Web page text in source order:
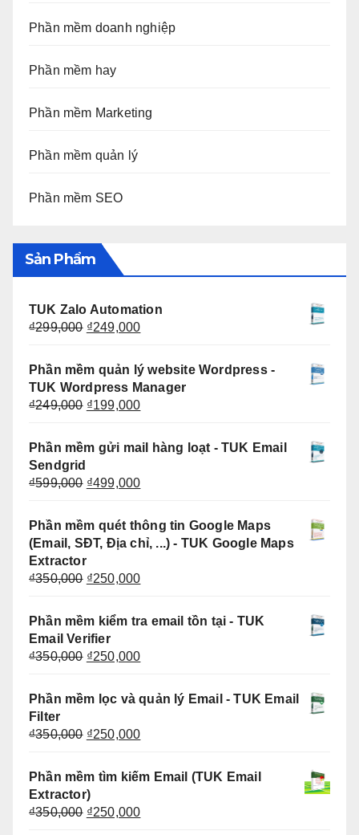
Phần mềm doanh nghiệp
Phần mềm hay
Phần mềm Marketing
Phần mềm quản lý
Phần mềm SEO
Sản Phẩm
TUK Zalo Automation
₫299,000 Giá
₫299,000.
₫249,000Giá
tại
là:
₫249,000.
Phần mềm quản lý website Wordpress -
TUK Wordpress Manager
₫249,000 Giá
₫249,000.
₫199,000Giá
tại
Phần mềm gửi mail hàng loạt - TUK Email
Sendgrid
₫599,000 Giá
₫599,000.
₫499,000Giá
tại
là:
₫499,000.
Phần mềm quét thông tin Google Maps
(Email, SĐT, Địa chỉ, ...) - TUK Google Maps
Extractor
₫350,000 Giá
là:
₫350,000.
₫250,000Giá
Phần mềm kiểm tra email tồn tại - TUK
Email Verifier
₫350,000 Giá
là:
₫350,000.
₫250,000Giá
là:
Phần mềm lọc và quản lý Email - TUK Email
Filter
₫350,000 Giá
₫350,000.
₫250,000Giá
Phần mềm tìm kiếm Email (TUK Email
Extractor)
₫350,000 Giá
₫250,000Giá